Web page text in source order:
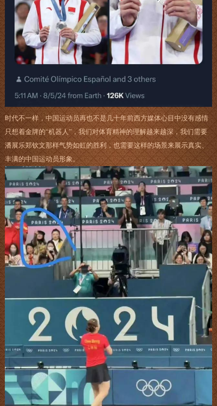
时代不一样，中国运动员再也不是几十年前西方媒体心目中没有感情
只想着金牌的“机器人”，我们对体育精神的理解越来越深，我们需要
潘展乐郑钦文那样气势如虹的胜利，也需要这样的场景来展示真实、
丰满的中国运动员形象。